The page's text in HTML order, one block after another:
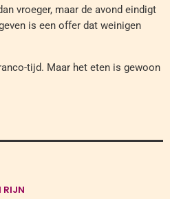
vroeger, maar de avond eindigt
is een offer dat weinigen
tijd. Maar het eten is gewoon
RIJN